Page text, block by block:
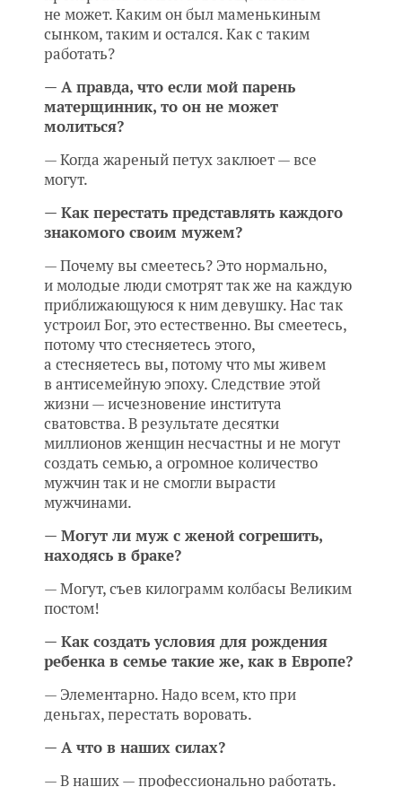
не может. Каким он был маменькиным
сынком, таким и остался. Как с таким
работать?
— А правда, что если мой парень
матерщинник, то он не может
молиться?
— Когда жареный петух заклюет — все
могут.
— Как перестать представлять каждого
знакомого своим мужем?
— Почему вы смеетесь? Это нормально,
и молодые люди смотрят так же на каждую
приближающуюся к ним девушку. Нас так
устроил Бог, это естественно. Вы смеетесь,
потому что стесняетесь этого,
а стесняетесь вы, потому что мы живем
в антисемейную эпоху. Следствие этой
жизни — исчезновение института
сватовства. В результате десятки
миллионов женщин несчастны и не могут
создать семью, а огромное количество
мужчин так и не смогли вырасти
мужчинами.
— Могут ли муж с женой согрешить,
находясь в браке?
— Могут, съев килограмм колбасы Великим
постом!
— Как создать условия для рождения
ребенка в семье такие же, как в Европе?
— Элементарно. Надо всем, кто при
деньгах, перестать воровать.
— А что в наших силах?
— В наших — профессионально работать.